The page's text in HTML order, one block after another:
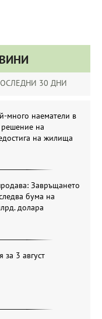
30 ДНИ
много наематели в
на
на жилища
Завръщането
бума на
долара
за 3 август